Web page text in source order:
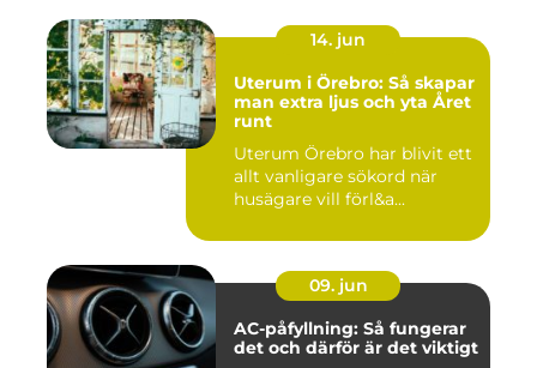
14. jun
Uterum i Örebro: Så skapar
man extra ljus och yta Året
runt
Uterum Örebro har blivit ett
allt vanligare sökord när
husägare vill förl&a...
09. jun
AC-påfyllning: Så fungerar
det och därför är det viktigt